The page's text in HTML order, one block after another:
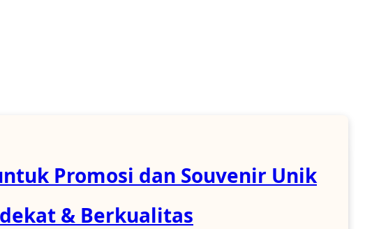
Promosi dan Souvenir Unik
& Berkualitas